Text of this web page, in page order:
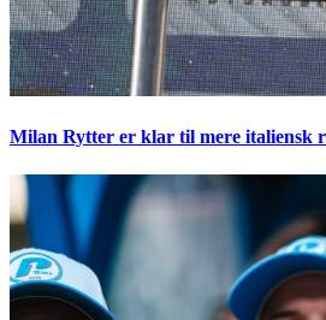
Milan Rytter er klar til mere italiensk